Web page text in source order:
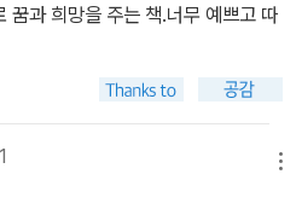
꿈과 희망을 주는 책.너무 예쁘고 따